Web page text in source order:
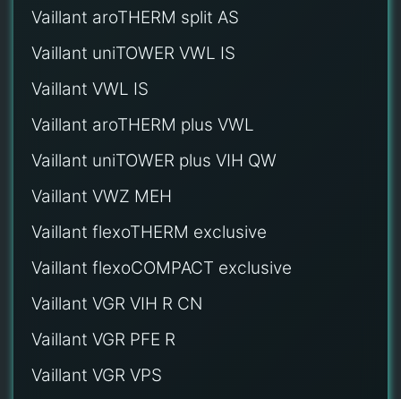
Vaillant aroTHERM split AS
Vaillant uniTOWER VWL IS
Vaillant VWL IS
Vaillant aroTHERM plus VWL
Vaillant uniTOWER plus VIH QW
Vaillant VWZ MEH
Vaillant flexoTHERM exclusive
Vaillant flexoCOMPACT exclusive
Vaillant VGR VIH R CN
Vaillant VGR PFE R
Vaillant VGR VPS